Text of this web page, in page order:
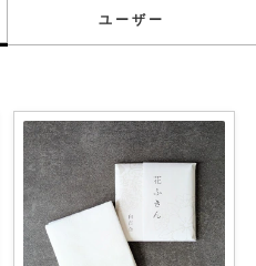
ユーザー